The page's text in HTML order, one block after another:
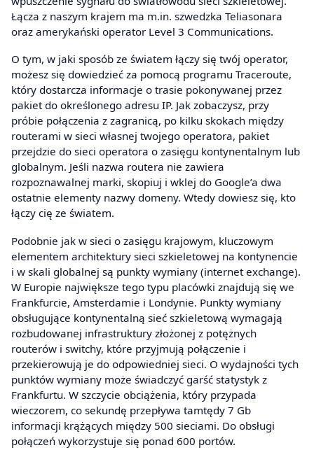
Łącza z naszym krajem ma m.in. szwedzka Teliasonara
oraz amerykański operator Level 3 Communications.
O tym, w jaki sposób ze światem łączy się twój operator,
możesz się dowiedzieć za pomocą programu Traceroute,
który dostarcza informacje o trasie pokonywanej przez
pakiet do określonego adresu IP. Jak zobaczysz, przy
próbie połączenia z zagranicą, po kilku skokach między
routerami w sieci własnej twojego operatora, pakiet
przejdzie do sieci operatora o zasięgu kontynentalnym lub
globalnym. Jeśli nazwa routera nie zawiera
rozpoznawalnej marki, skopiuj i wklej do Google’a dwa
ostatnie elementy nazwy domeny. Wtedy dowiesz się, kto
łączy cię ze światem.
Podobnie jak w sieci o zasięgu krajowym, kluczowym
elementem architektury sieci szkieletowej na kontynencie
i w skali globalnej są punkty wymiany (internet exchange).
W Europie największe tego typu placówki znajdują się we
Frankfurcie, Amsterdamie i Londynie. Punkty wymiany
obsługujące kontynentalną sieć szkieletową wymagają
rozbudowanej infrastruktury złożonej z potężnych
routerów i switchy, które przyjmują połączenie i
przekierowują je do odpowiedniej sieci. O wydajności tych
punktów wymiany może świadczyć garść statystyk z
Frankfurtu. W szczycie obciążenia, który przypada
wieczorem, co sekundę przepływa tamtędy 7 Gb
informacji krążących między 500 sieciami. Do obsługi
połączeń wykorzystuje się ponad 600 portów.